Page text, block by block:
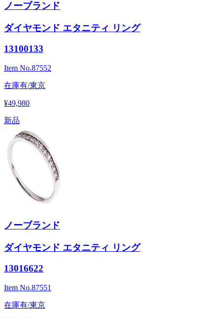
ノーブランド
ダイヤモンド エタニティ リング
13100133
Item No.87552
在庫有/東京
¥49,980
新品
ノーブランド
ダイヤモンド エタニティ リング
13016622
Item No.87551
在庫有/東京